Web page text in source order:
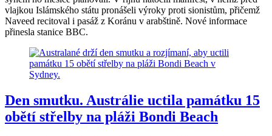
vlajkou Islámského státu pronášeli výroky proti sionistům, přičemž
Naveed recitoval i pasáž z Koránu v arabštině. Nové informace
přinesla stanice BBC.
Den smutku. Austrálie uctila památku 15
obětí střelby na pláži Bondi Beach